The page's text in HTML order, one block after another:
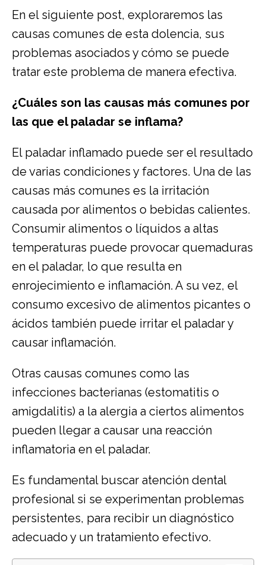
En el siguiente post, exploraremos las
causas comunes de esta dolencia, sus
problemas asociados y cómo se puede
tratar este problema de manera efectiva.
¿Cuáles son las causas más comunes por
las que el paladar se inflama?
El paladar inflamado puede ser el resultado
de varias condiciones y factores. Una de las
causas más comunes es la irritación
causada por alimentos o bebidas calientes.
Consumir alimentos o líquidos a altas
temperaturas puede provocar quemaduras
en el paladar, lo que resulta en
enrojecimiento e inflamación. A su vez, el
consumo excesivo de alimentos picantes o
ácidos también puede irritar el paladar y
causar inflamación.
Otras causas comunes como las
infecciones bacterianas (estomatitis o
amigdalitis) a la alergia a ciertos alimentos
pueden llegar a causar una reacción
inflamatoria en el paladar.
Es fundamental buscar atención dental
profesional si se experimentan problemas
persistentes, para recibir un diagnóstico
adecuado y un tratamiento efectivo.